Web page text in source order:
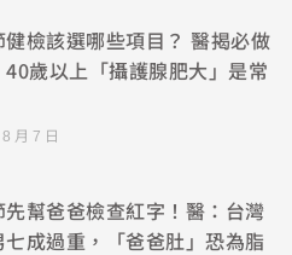
健檢該選哪些項目？ 醫揭必做
40歲以上「攝護腺肥大」是常
月 7 日
先幫爸爸檢查紅字！醫：台灣
七成過重，「爸爸肚」恐為脂